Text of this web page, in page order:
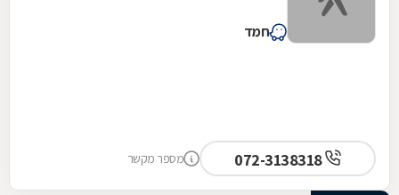
חמד
072-3138318 מספר מקשר